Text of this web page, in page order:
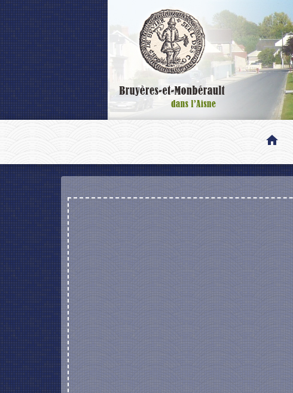
home